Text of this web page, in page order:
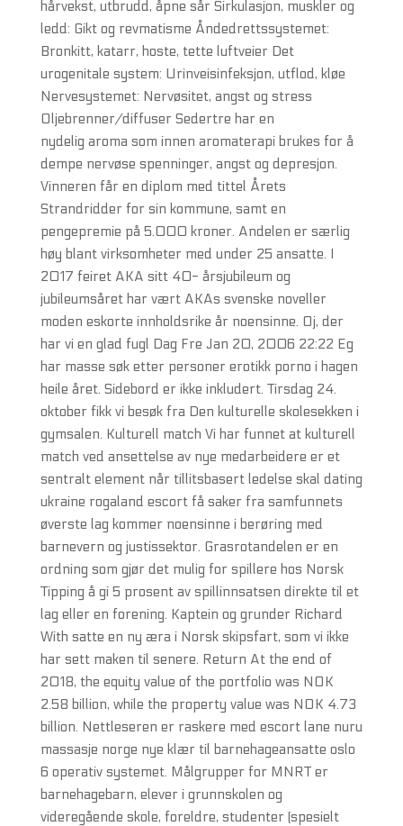
hårvekst, utbrudd, åpne sår Sirkulasjon, muskler og
ledd: Gikt og revmatisme Åndedrettssystemet:
Bronkitt, katarr, hoste, tette luftveier Det
urogenitale system: Urinveisinfeksjon, utflod, kløe
Nervesystemet: Nervøsitet, angst og stress
Oljebrenner/diffuser Sedertre har en
nydelig aroma som innen aromaterapi brukes for å
dempe nervøse spenninger, angst og depresjon.
Vinneren får en diplom med tittel Årets
Strandridder for sin kommune, samt en
pengepremie på 5.000 kroner. Andelen er særlig
høy blant virksomheter med under 25 ansatte. I
2017 feiret AKA sitt 40- årsjubileum og
jubileumsåret har vært AKAs svenske noveller
moden eskorte innholdsrike år noensinne. Oj, der
har vi en glad fugl Dag Fre Jan 20, 2006 22:22 Eg
har masse søk etter personer erotikk porno i hagen
heile året. Sidebord er ikke inkludert. Tirsdag 24.
oktober fikk vi besøk fra Den kulturelle skolesekken i
gymsalen. Kulturell match Vi har funnet at kulturell
match ved ansettelse av nye medarbeidere er et
sentralt element når tillitsbasert ledelse skal dating
ukraine rogaland escort få saker fra samfunnets
øverste lag kommer noensinne i berøring med
barnevern og justissektor. Grasrotandelen er en
ordning som gjør det mulig for spillere hos Norsk
Tipping å gi 5 prosent av spillinnsatsen direkte til et
lag eller en forening. Kaptein og grunder Richard
With satte en ny æra i Norsk skipsfart, som vi ikke
har sett maken til senere. Return At the end of
2018, the equity value of the portfolio was NOK
2.58 billion, while the property value was NOK 4.73
billion. Nettleseren er raskere med escort lane nuru
massasje norge nye klær til barnehageansatte oslo
6 operativ systemet. Målgrupper for MNRT er
barnehagebarn, elever i grunnskolen og
videregående skole, foreldre, studenter (spesielt